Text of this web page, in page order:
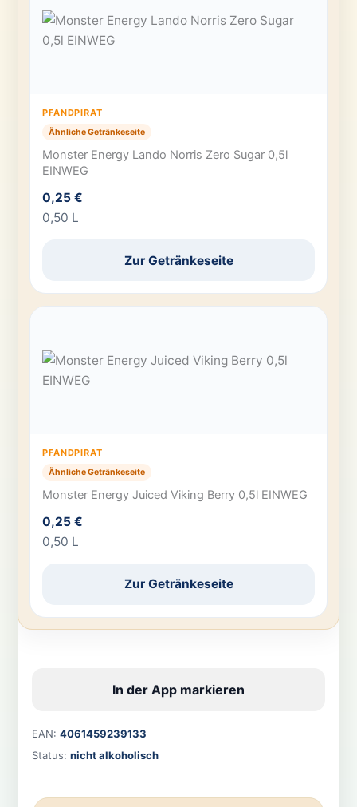
PFANDPIRAT
Ähnliche Getränkeseite
Monster Energy Lando Norris Zero Sugar 0,5l
EINWEG
0,25 €
0,50 L
Zur Getränkeseite
PFANDPIRAT
Ähnliche Getränkeseite
Monster Energy Juiced Viking Berry 0,5l EINWEG
0,25 €
0,50 L
Zur Getränkeseite
In der App markieren
EAN: 4061459239133
Status: nicht alkoholisch